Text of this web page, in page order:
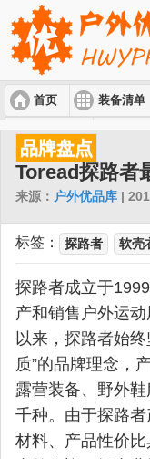
首页 装备清单
入门套装 进阶
品牌盘点
Toread探路者
来源： 户外优品库 |
标签： 探路者 软壳
探路者成立于
产和销售户外运
以来，探路者始
质”的品牌理念，
露营装备、野外
千种。由于探路
材料、产品性价